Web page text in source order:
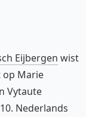
Eijbergen wist
op Marie
Vytaute
Nederlands